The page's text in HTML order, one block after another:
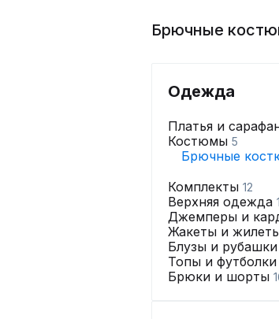
Брючные
Одежда
Платья и
Костюмы 5
Брючные
Комплекты 12
Верхняя одежда 1
Джемперы и
Жакеты и
Блузы и рубашки
Топы и футболки
Брюки и шорты